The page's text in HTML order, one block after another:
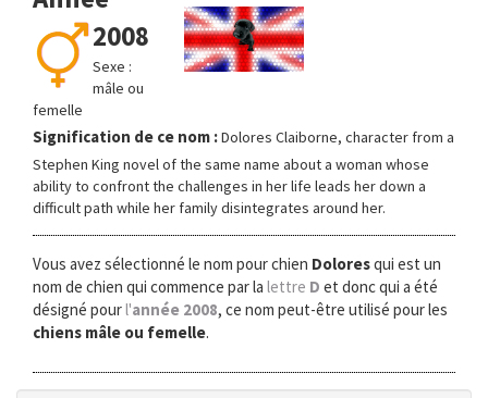
2008
Sexe :
mâle ou
femelle
Signification de ce nom :Dolores Claiborne, character from a
Stephen King novel of the same name about a woman whose
ability to confront the challenges in her life leads her down a
difficult path while her family disintegrates around her.
Vous avez sélectionné le nom pour chien Doloresqui est un
nom de chien qui commence par la lettre D et donc qui a été
désigné pourl'année 2008, ce nom peut-être utilisé pour les
chiens mâle ou femelle.